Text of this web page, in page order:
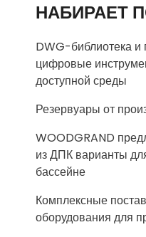
НАБИРАЕТ
DWG-библиотека и
цифровые
доступной среды
Резервуары от
WOODGRAND
из ДПК варианты
бассейне
Комплексные
оборудования для